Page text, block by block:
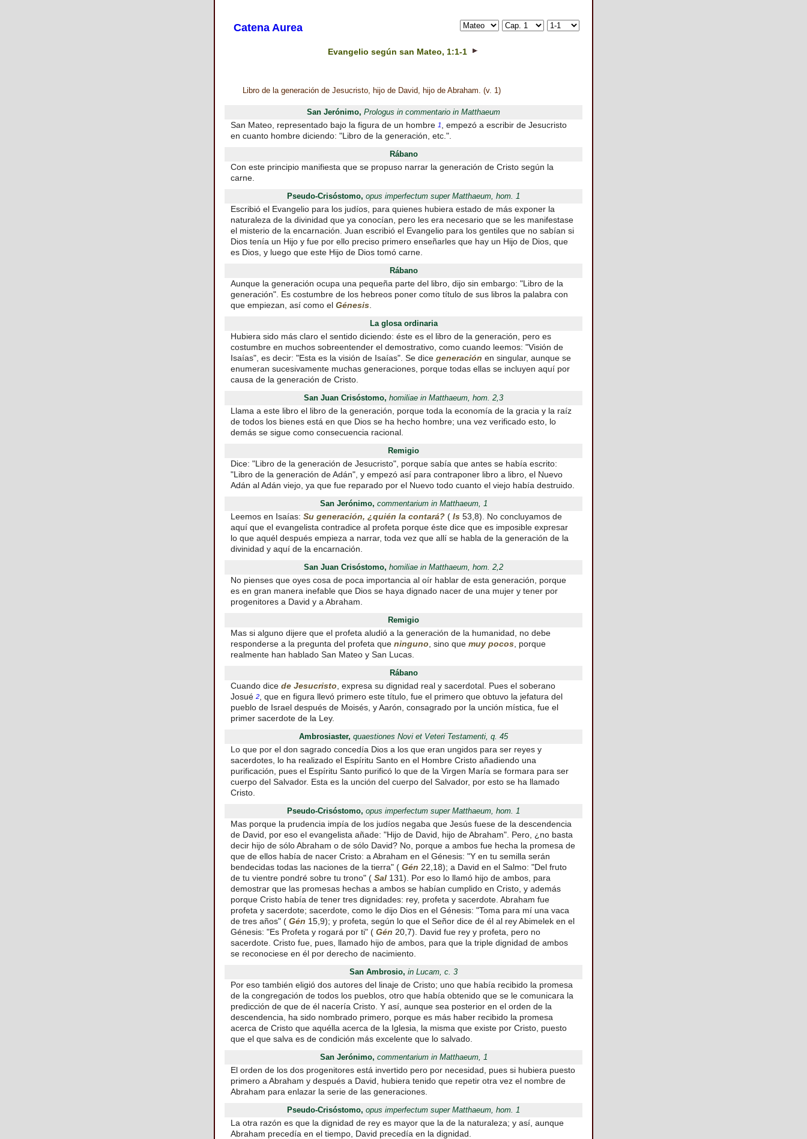
Catena Aurea
Evangelio según san Mateo, 1:1-1
Libro de la generación de Jesucristo, hijo de David, hijo de Abraham. (v. 1)
San Jerónimo, Prologus in commentario in Matthaeum
San Mateo, representado bajo la figura de un hombre 1
, empezó a escribir de Jesucristo
en cuanto hombre diciendo: "Libro de la generación, etc.".
Rábano
Con este principio manifiesta que se propuso narrar la generación de Cristo según la
carne.
Pseudo-Crisóstomo, opus imperfectum super Matthaeum, hom. 1
Escribió el Evangelio para los judíos, para quienes hubiera estado de más exponer la
naturaleza de la divinidad que ya conocían, pero les era necesario que se les manifestase
el misterio de la encarnación. Juan escribió el Evangelio para los gentiles que no sabían si
Dios tenía un Hijo y fue por ello preciso primero enseñarles que hay un Hijo de Dios, que
es Dios, y luego que este Hijo de Dios tomó carne.
Rábano
Aunque la generación ocupa una pequeña parte del libro, dijo sin embargo: "Libro de la
generación". Es costumbre de los hebreos poner como título de sus libros la palabra con
que empiezan, así como el Génesis
La glosa ordinaria
Hubiera sido más claro el sentido diciendo: éste es el libro de la generación, pero es
costumbre en muchos sobreentender el demostrativo, como cuando leemos: "Visión de
Isaías", es decir: "Esta es la visión de Isaías". Se dice generación en singular, aunque se
enumeran sucesivamente muchas generaciones, porque todas ellas se incluyen aquí por
causa de la generación de Cristo.
San Juan Crisóstomo, homiliae in Matthaeum, hom. 2,3
Llama a este libro el libro de la generación, porque toda la economía de la gracia y la raíz
de todos los bienes está en que Dios se ha hecho hombre; una vez verificado esto, lo
demás se sigue como consecuencia racional.
Remigio
Dice: "Libro de la generación de Jesucristo", porque sabía que antes se había escrito:
"Libro de la generación de Adán", y empezó así para contraponer libro a libro, el Nuevo
Adán al Adán viejo, ya que fue reparado por el Nuevo todo cuanto el viejo había destruido.
San Jerónimo, commentarium in Matthaeum, 1
Leemos en Isaías: Su generación, ¿quién la contará? ( Is 53,8). No concluyamos de
aquí que el evangelista contradice al profeta porque éste dice que es imposible expresar
lo que aquél después empieza a narrar, toda vez que allí se habla de la generación de la
divinidad y aquí de la encarnación.
San Juan Crisóstomo, homiliae in Matthaeum, hom. 2,2
No pienses que oyes cosa de poca importancia al oír hablar de esta generación, porque
es en gran manera inefable que Dios se haya dignado nacer de una mujer y tener por
progenitores a David y a Abraham.
Remigio
Mas si alguno dijere que el profeta aludió a la generación de la humanidad, no debe
responderse a la pregunta del profeta que ninguno , sino que muy pocos , porque
realmente han hablado San Mateo y San Lucas.
Rábano
Cuando dice de Jesucristo , expresa su dignidad real y sacerdotal. Pues el soberano
Josué 2
, que en figura llevó primero este título, fue el primero que obtuvo la jefatura del
pueblo de Israel después de Moisés, y Aarón, consagrado por la unción mística, fue el
primer sacerdote de la Ley.
Ambrosiaster, quaestiones Novi et Veteri Testamenti, q. 45
Lo que por el don sagrado concedía Dios a los que eran ungidos para ser reyes y
sacerdotes, lo ha realizado el Espíritu Santo en el Hombre Cristo añadiendo una
purificación, pues el Espíritu Santo purificó lo que de la Virgen María se formara para ser
cuerpo del Salvador. Esta es la unción del cuerpo del Salvador, por esto se ha llamado
Cristo.
Pseudo-Crisóstomo, opus imperfectum super Matthaeum, hom. 1
Mas porque la prudencia impía de los judíos negaba que Jesús fuese de la descendencia
de David, por eso el evangelista añade: "Hijo de David, hijo de Abraham". Pero, ¿no basta
decir hijo de sólo Abraham o de sólo David? No, porque a ambos fue hecha la promesa de
que de ellos había de nacer Cristo: a Abraham en el Génesis: "Y en tu semilla serán
bendecidas todas las naciones de la tierra" ( Gén 22,18); a David en el Salmo: "Del fruto
de tu vientre pondré sobre tu trono" ( Sal 131). Por eso lo llamó hijo de ambos, para
demostrar que las promesas hechas a ambos se habían cumplido en Cristo, y además
porque Cristo había de tener tres dignidades: rey, profeta y sacerdote. Abraham fue
profeta y sacerdote; sacerdote, como le dijo Dios en el Génesis: "Toma para mí una vaca
de tres años" ( Gén 15,9); y profeta, según lo que el Señor dice de él al rey Abimelek en el
Génesis: "Es Profeta y rogará por ti" ( Gén 20,7). David fue rey y profeta, pero no
sacerdote. Cristo fue, pues, llamado hijo de ambos, para que la triple dignidad de ambos
se reconociese en él por derecho de nacimiento.
San Ambrosio, in Lucam, c. 3
Por eso también eligió dos autores del linaje de Cristo; uno que había recibido la promesa
de la congregación de todos los pueblos, otro que había obtenido que se le comunicara la
predicción de que de él nacería Cristo. Y así, aunque sea posterior en el orden de la
descendencia, ha sido nombrado primero, porque es más haber recibido la promesa
acerca de Cristo que aquélla acerca de la Iglesia, la misma que existe por Cristo, puesto
que el que salva es de condición más excelente que lo salvado.
San Jerónimo, commentarium in Matthaeum, 1
El orden de los dos progenitores está invertido pero por necesidad, pues si hubiera puesto
primero a Abraham y después a David, hubiera tenido que repetir otra vez el nombre de
Abraham para enlazar la serie de las generaciones.
Pseudo-Crisóstomo, opus imperfectum super Matthaeum, hom. 1
La otra razón es que la dignidad de rey es mayor que la de la naturaleza; y así, aunque
Abraham precedía en el tiempo, David precedía en la dignidad.